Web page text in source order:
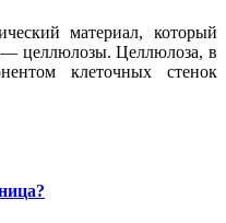
материал, который
— целлюлозы. Целлюлоза, в
клеточных стенок